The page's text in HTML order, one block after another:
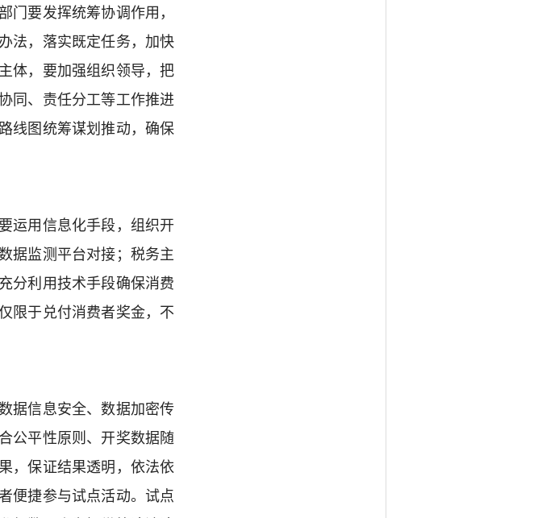
要发挥统筹协调作用，
法，落实既定任务，加快
体，要加强组织领导，把
同、责任分工等工作推进
线图统筹谋划推动，确保
用信息化手段，组织开
据监测平台对接；税务主
分利用技术手段确保消费
限于兑付消费者奖金，不
信息安全、数据加密传
公平性原则、开奖数据随
，保证结果透明，依法依
便捷参与试点活动。试点